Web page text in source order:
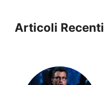
Articoli Recenti